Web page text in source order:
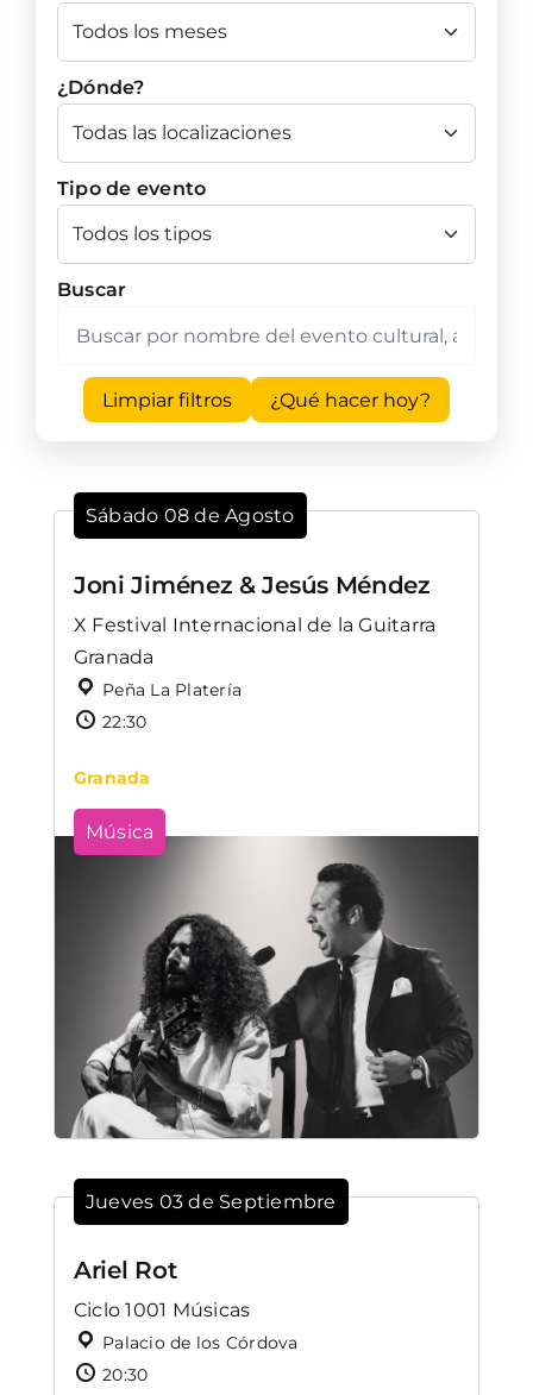
¿Dónde?
Tipo de evento
Buscar
Limpiar filtros ¿Qué hacer hoy?
Sábado 08 de Agosto
Joni Jiménez & Jesús Méndez
X Festival Internacional de la Guitarra
Granada
Peña La Platería
22:30
Granada
Música
Jueves 03 de Septiembre
Ariel Rot
Ciclo 1001 Músicas
Palacio de los Córdova
20:30